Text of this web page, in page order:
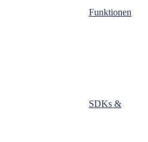
Funktionen
SDKs &